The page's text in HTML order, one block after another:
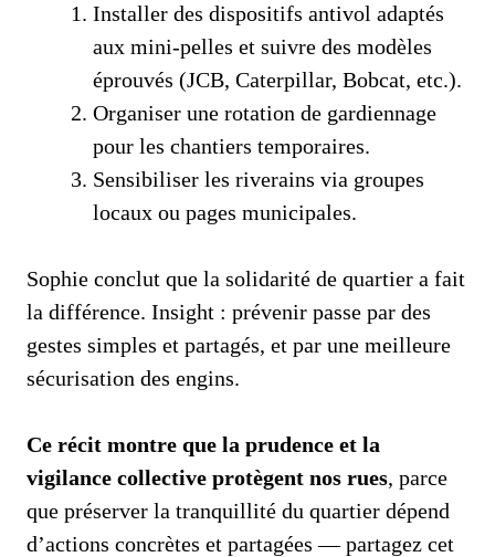
Installer des dispositifs antivol adaptés
aux mini‑pelles et suivre des modèles
éprouvés (JCB, Caterpillar, Bobcat, etc.).
Organiser une rotation de gardiennage
pour les chantiers temporaires.
Sensibiliser les riverains via groupes
locaux ou pages municipales.
Sophie conclut que la solidarité de quartier a fait
la différence. Insight : prévenir passe par des
gestes simples et partagés, et par une meilleure
sécurisation des engins.
Ce récit montre que la prudence et la
vigilance collective protègent nos rues, parce
que préserver la tranquillité du quartier dépend
d’actions concrètes et partagées — partagez cet